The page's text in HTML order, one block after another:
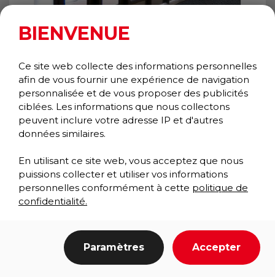
TIRE TRACK
Wiper/Scraper
Performance Collection
HOME
BIENVENUE
Ce site web collecte des informations personnelles
afin de vous fournir une expérience de navigation
personnalisée et de vous proposer des publicités
ciblées. Les informations que nous collectons
peuvent inclure votre adresse IP et d'autres
données similaires.
En utilisant ce site web, vous acceptez que nous
puissions collecter et utiliser vos informations
personnelles conformément à cette politique de
confidentialité.
Paramètres Accepter